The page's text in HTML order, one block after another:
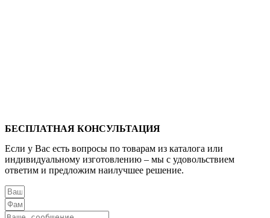
БЕСПЛАТНАЯ КОНСУЛЬТАЦИЯ
Если у Вас есть вопросы по товарам из каталога или
индивидуальному изготовлению – мы с удовольствием
ответим и предложим наилучшее решение.